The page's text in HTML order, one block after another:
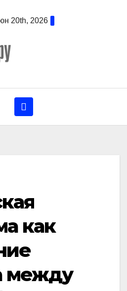
20th, 2026
как
между